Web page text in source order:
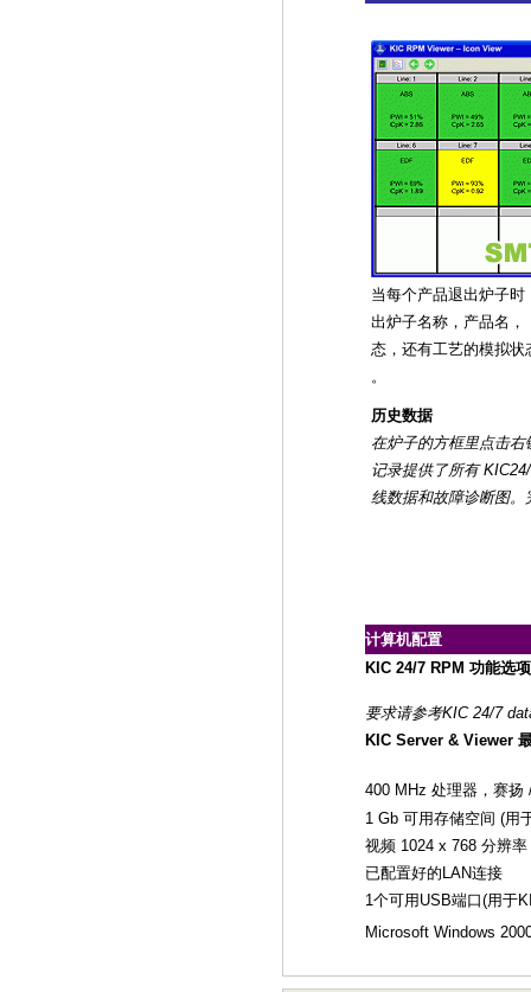
当每个产品退出炉子
出炉子名称，产品名
态，还有工艺的模拟
。
历史数据
在炉子的方框里点击
记录提供了所有
线数据和故障诊断图
计算机配置
KIC 24/7 RPM 功能选
要求请参考KIC 24/7
KIC Server & Viewer
400 MHz 处理器，赛扬
1 Gb 可用存储空间 (用
视频 1024 x 768 分辨
已配置好的LAN连接
1个可用USB端口(用于
Microsoft Windows